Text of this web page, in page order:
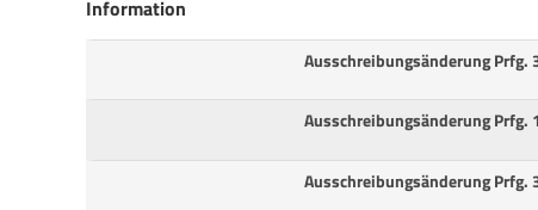
Information
Ausschreibungsänderung Prfg.
Ausschreibungsänderung Prfg.
Ausschreibungsänderung Prfg.